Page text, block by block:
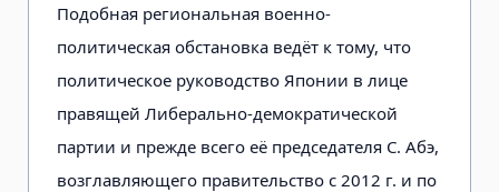
Подобная региональная военно-
политическая обстановка ведёт к тому, что
политическое руководство Японии в лице
правящей Либерально-демократической
партии и прежде всего её председателя С. Абэ,
возглавляющего правительство с 2012 г. и по